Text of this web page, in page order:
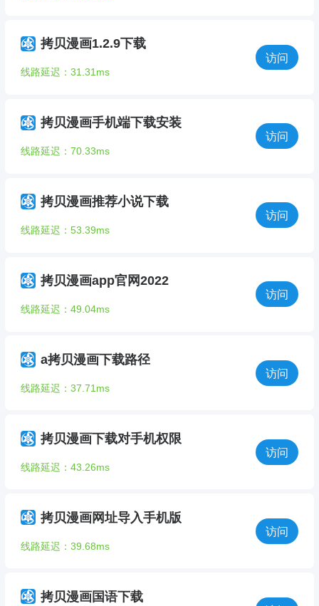
拷贝漫画1.2.9下载
线路延迟：31.31ms
访问
拷贝漫画手机端下载安装
线路延迟：70.33ms
访问
拷贝漫画推荐小说下载
线路延迟：53.39ms
访问
拷贝漫画app官网2022
线路延迟：49.04ms
访问
a拷贝漫画下载路径
线路延迟：37.71ms
访问
拷贝漫画下载对手机权限
线路延迟：43.26ms
访问
拷贝漫画网址导入手机版
线路延迟：39.68ms
访问
拷贝漫画国语下载